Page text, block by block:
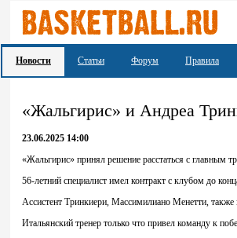
Новости Статьи Форум Правила
«Жальгирис» и Андреа
23.06.2025 14:00
«Жальгирис» принял решение расстаться с главным
56-летний специалист имел контракт с клубом до
Ассистент Тринкиери, Массимилиано Менетти, также
Итальянский тренер только что привел команду к